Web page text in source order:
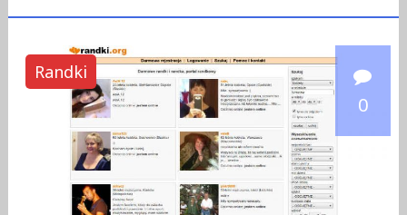
Randki
0